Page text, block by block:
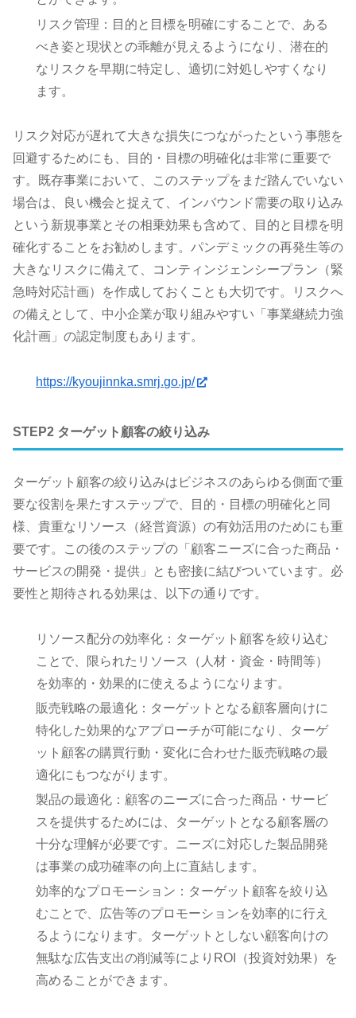
リスク管理：目的と目標を明確にすることで、ある
べき姿と現状との乖離が見えるようになり、潜在的
なリスクを早期に特定し、適切に対処しやすくなり
ます。
リスク対応が遅れて大きな損失につながったという事態を
回避するためにも、目的・目標の明確化は非常に重要で
す。既存事業において、このステップをまだ踏んでいない
場合は、良い機会と捉えて、インバウンド需要の取り込み
という新規事業とその相乗効果も含めて、目的と目標を明
確化することをお勧めします。パンデミックの再発生等の
大きなリスクに備えて、コンティンジェンシープラン（緊
急時対応計画）を作成しておくことも大切です。リスクへ
の備えとして、中小企業が取り組みやすい「事業継続力強
化計画」の認定制度もあります。
https://kyoujinnka.smrj.go.jp/
STEP2 ターゲット顧客の絞り込み
ターゲット顧客の絞り込みはビジネスのあらゆる側面で重
要な役割を果たすステップで、目的・目標の明確化と同
様、貴重なリソース（経営資源）の有効活用のためにも重
要です。この後のステップの「顧客ニーズに合った商品・
サービスの開発・提供」とも密接に結びついています。必
要性と期待される効果は、以下の通りです。
リソース配分の効率化：ターゲット顧客を絞り込む
ことで、限られたリソース（人材・資金・時間等）
を効率的・効果的に使えるようになります。
販売戦略の最適化：ターゲットとなる顧客層向けに
特化した効果的なアプローチが可能になり、ターゲ
ット顧客の購買行動・変化に合わせた販売戦略の最
適化にもつながります。
製品の最適化：顧客のニーズに合った商品・サービ
スを提供するためには、ターゲットとなる顧客層の
十分な理解が必要です。ニーズに対応した製品開発
は事業の成功確率の向上に直結します。
効率的なプロモーション：ターゲット顧客を絞り込
むことで、広告等のプロモーションを効率的に行え
るようになります。ターゲットとしない顧客向けの
無駄な広告支出の削減等によりROI（投資対効果）を
高めることができます。